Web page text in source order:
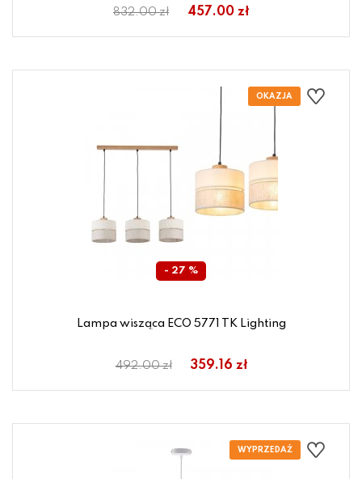
832.00 zł 457.00 zł
- 27 %
Lampa wisząca ECO 5771 TK Lighting
492.00 zł 359.16 zł